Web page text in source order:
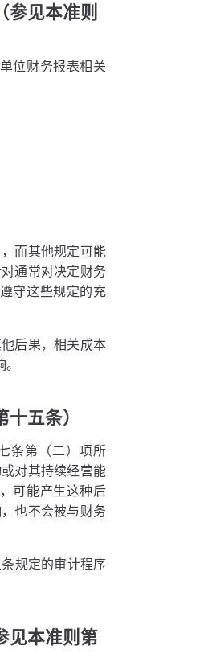
参见本准则
位财务报表相关
而其他规定可能
通常对决定财务
守这些规定的充
后果，相关成本
五条）
条第（二）项所
对其持续经营能
可能产生这种后
也不会被与财务
规定的审计程序
见本准则第